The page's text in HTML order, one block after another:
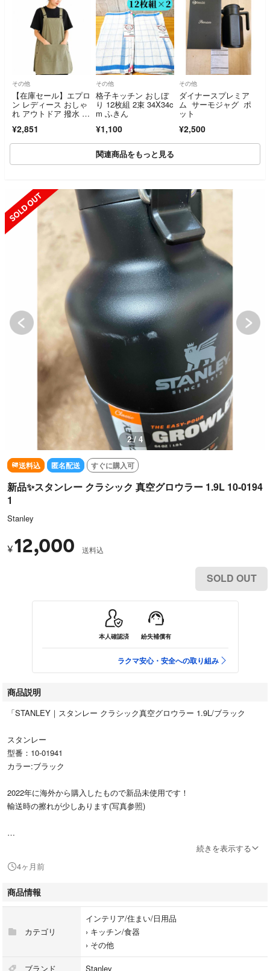
その他
【在庫セール】エプロ
ン レディース おしゃ
れ アウトドア 撥水 作
¥2,851
その他
格子キッチン おしぼ
り 12枚組 2束 34X34c
m ふきん
¥1,100
その他
ダイナースプレミア
ム サーモジャグ ポ
ット
¥2,500
関連商品をもっと見る
SOLD OUT
2 / 4
送料込 匿名配送 すぐに購入可
新品✨スタンレー クラシック 真空グロウラー 1.9L 10-0194
1
Stanley
¥12,000 送料込
SOLD OUT
本人確認済 紛失補償有
ラクマ安心・安全への取り組み
商品説明
「STANLEY｜スタンレー クラシック真空グロウラー 1.9L/ブラック
スタンレー
型番：10-01941
カラー:ブラック
2022年に海外から購入したもので新品未使用です！
輸送時の擦れが少しあります(写真参照)
#インテリア/住まい/日用品
#キッチン/食器
続きを表示する
4ヶ月前
商品情報
カテゴリ
インテリア/住まい/日用品
› キッチン/食器
› その他
ブランド Stanley